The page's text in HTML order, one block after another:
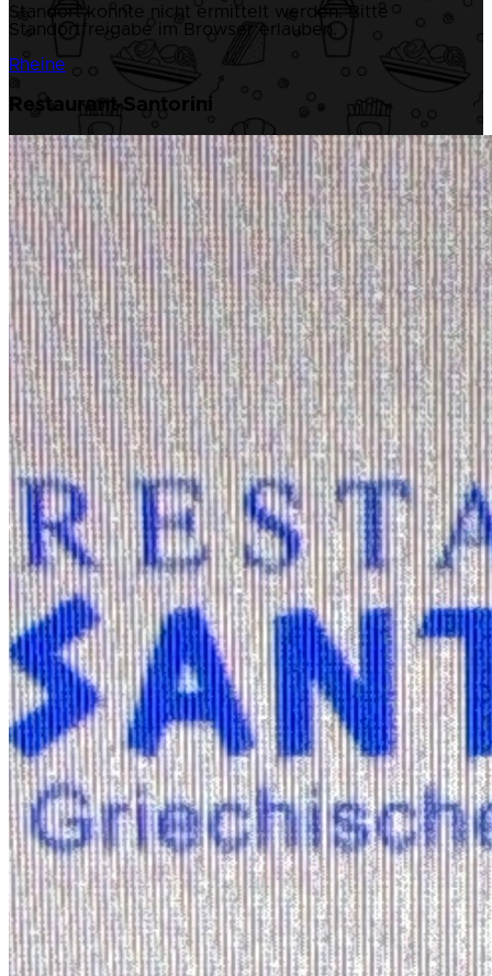
Standort konnte nicht ermittelt werden. Bitte
Standortfreigabe im Browser erlauben.
Rheine
Restaurant Santorini